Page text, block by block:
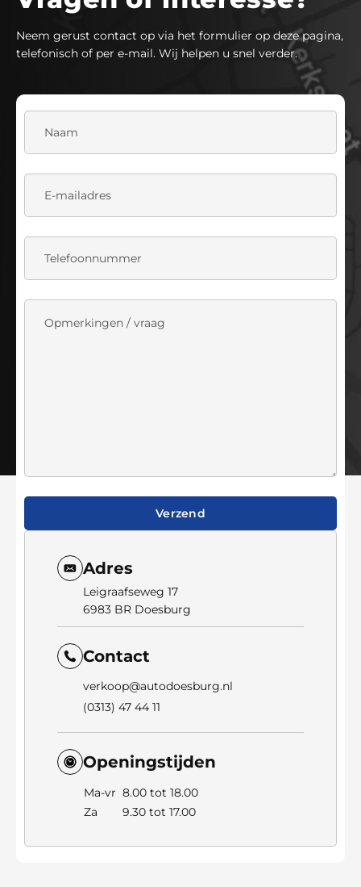
Neem gerust contact op via het formulier op deze pagina,
telefonisch of per e-mail. Wij helpen u snel verder.
Verzend
Adres
Leigraafseweg 17
6983 BR Doesburg
Contact
verkoop@autodoesburg.nl
(0313) 47 44 11
Openingstijden
Ma-vr 8.00 tot 18.00
Za
9.30 tot 17.00